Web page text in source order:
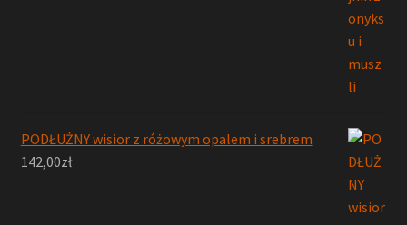
PODŁUŻNY wisior z różowym opalem i srebrem
142,00zł